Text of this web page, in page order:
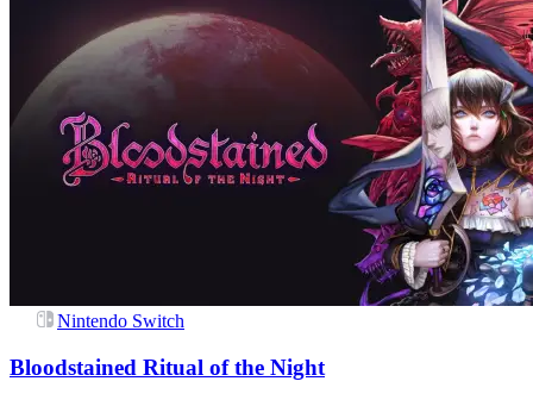
Nintendo Switch
Bloodstained Ritual of the Night